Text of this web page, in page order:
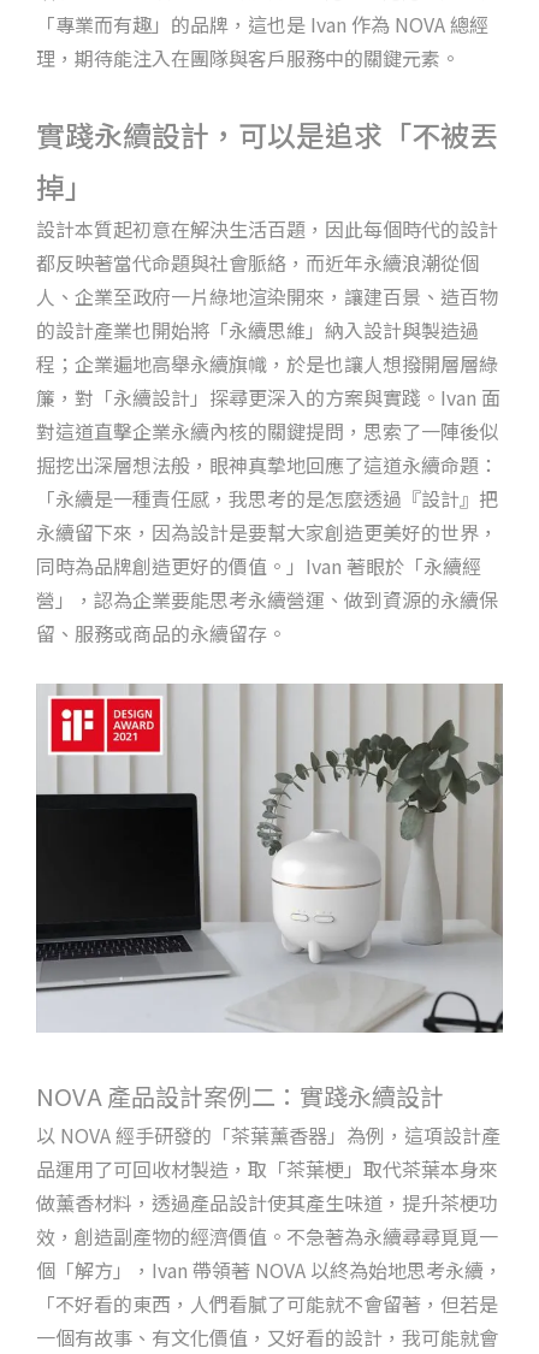
「專業而有趣」的品牌，這也是 Ivan 作為 NOVA 總經
理，期待能注入在團隊與客戶服務中的關鍵元素。
實踐永續設計，可以是追求「不被丟
掉」
設計本質起初意在解決生活百題，因此每個時代的設計
都反映著當代命題與社會脈絡，而近年永續浪潮從個
人、企業至政府一片綠地渲染開來，讓建百景、造百物
的設計產業也開始將「永續思維」納入設計與製造過
程；企業遍地高舉永續旗幟，於是也讓人想撥開層層綠
簾，對「永續設計」探尋更深入的方案與實踐。Ivan 面
對這道直擊企業永續內核的關鍵提問，思索了一陣後似
掘挖出深層想法般，眼神真摯地回應了這道永續命題：
「永續是一種責任感，我思考的是怎麼透過『設計』把
永續留下來，因為設計是要幫大家創造更美好的世界，
同時為品牌創造更好的價值。」Ivan 著眼於「永續經
營」，認為企業要能思考永續營運、做到資源的永續保
留、服務或商品的永續留存。
NOVA 產品設計案例二：實踐永續設計
以 NOVA 經手研發的「茶葉薰香器」為例，這項設計產
品運用了可回收材製造，取「茶葉梗」取代茶葉本身來
做薰香材料，透過產品設計使其產生味道，提升茶梗功
效，創造副產物的經濟價值。不急著為永續尋尋覓覓一
個「解方」，Ivan 帶領著 NOVA 以終為始地思考永續，
「不好看的東西，人們看膩了可能就不會留著，但若是
一個有故事、有文化價值，又好看的設計，我可能就會